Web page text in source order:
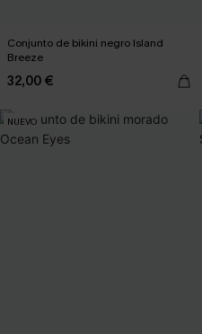
Conjunto de bikini negro Island
Breeze
32,00 €
NUEVO